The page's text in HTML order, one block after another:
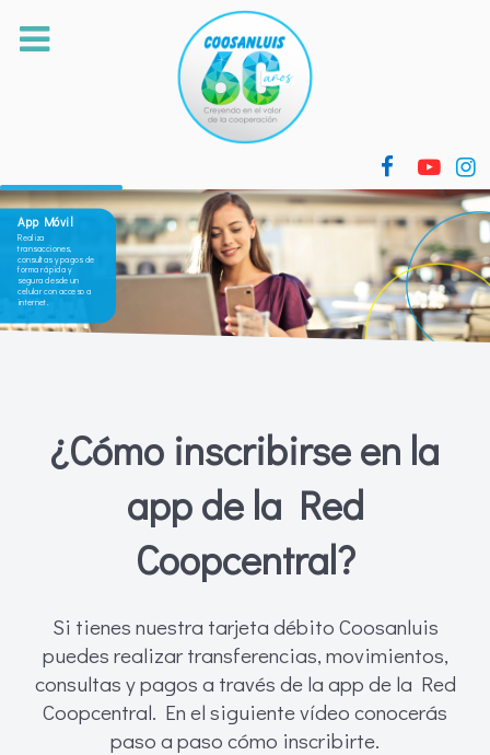
App Móvil
Realiza
transacciones,
consultas y pagos de
forma rápida y
segura desde un
celular con acceso a
internet.
¿Cómo inscribirse en la
app de la Red
Coopcentral?
Si tienes nuestra tarjeta débito Coosanluis
puedes realizar transferencias, movimientos,
consultas y pagos a través de la app de la Red
Coopcentral. En el siguiente vídeo conocerás
paso a paso cómo inscribirte.